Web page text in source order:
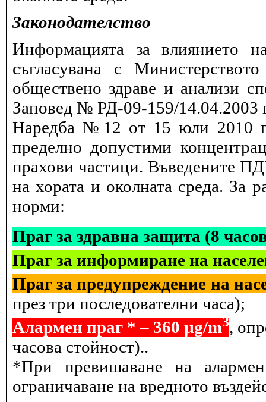
Законодателство
Информацията за влиянието
съгласувана с
обществено здраве и анализи
Заповед № РД-09-159/14.04.2003
Наредба №12 от 15 юли 2010
пределно допустими
прахови частици. Въведените
на хората и околната среда. За
норми:
Праг за здравна защита (8
Праг за информиране на
Праг за предупреждение на
през три последователни часа);
Алармен праг * – 360 µg/m3,
часова стойност)..
*При превишаване на
ограничаване на вредното